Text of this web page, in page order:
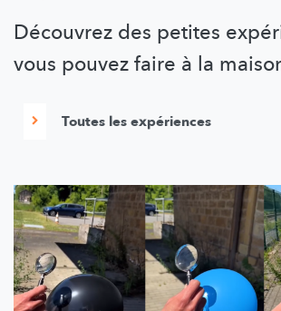
Découvrez des petites
vous pouvez faire à la
Toutes les expériences